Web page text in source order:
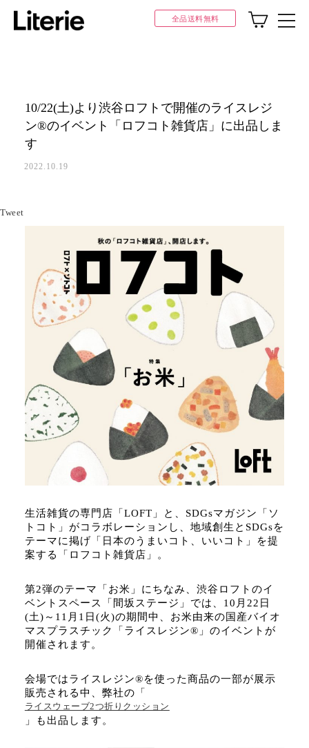
全品送料無料
10/22(土)より渋谷ロフトで開催のライスレジ
ン®のイベント「ロフコト雑貨店」に出品しま
す
2022.10.19
Tweet
生活雑貨の専門店「LOFT」と、SDGsマガジン「ソ
トコト」がコラボレーションし、地域創生とSDGsを
テーマに掲げ「日本のうまいコト、いいコト」を提
案する「ロフコト雑貨店」。
第2弾のテーマ「お米」にちなみ、渋谷ロフトのイ
ベントスペース「間坂ステージ」では、10月22日
(土)～11月1日(火)の期間中、お米由来の国産バイオ
マスプラスチック「ライスレジン®」のイベントが
開催されます。
会場ではライスレジン®を使った商品の一部が展示
販売される中、弊社の「
ライスウェーブ2つ折りクッション
」も出品します。